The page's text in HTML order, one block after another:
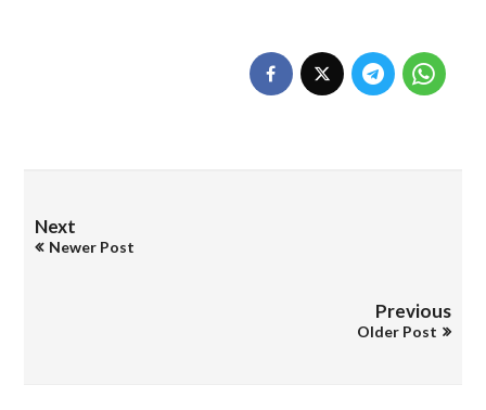
Next
Newer Post
Previous
Older Post